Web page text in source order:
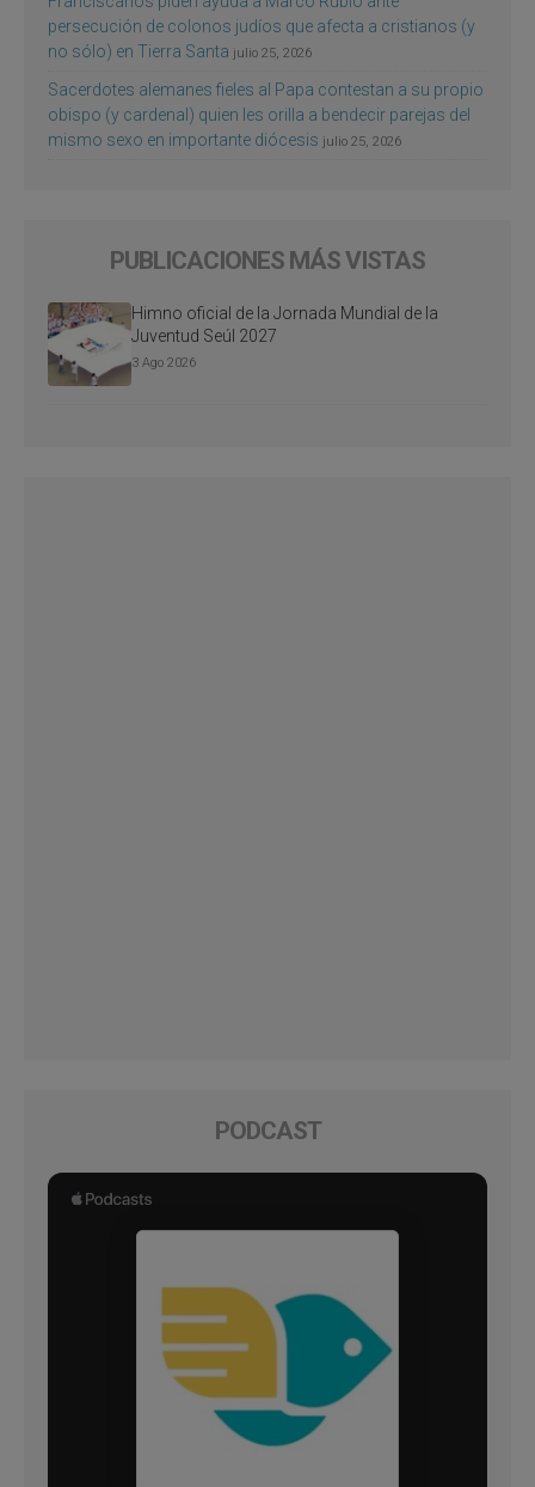
persecución de colonos judíos que afecta a cristianos (y
no sólo) en Tierra Santa julio 25, 2026
Sacerdotes alemanes fieles al Papa contestan a su propio
obispo (y cardenal) quien les orilla a bendecir parejas del
mismo sexo en importante diócesis julio 25, 2026
PUBLICACIONES MÁS VISTAS
Himno oficial de la Jornada Mundial de la
Juventud Seúl 2027
3 Ago 2026
PODCAST